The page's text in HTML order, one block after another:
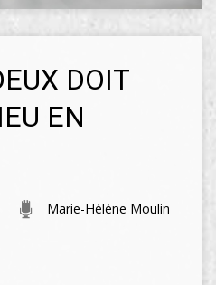
DOIT
EN
Marie-Hélène Moulin